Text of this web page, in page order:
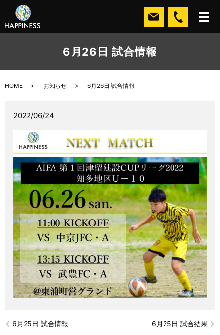
6月26日 試合情報
HOME お知らせ 6月26日 試合情報
2022/06/24
6月25日 試合情報 6月25日 試合結果